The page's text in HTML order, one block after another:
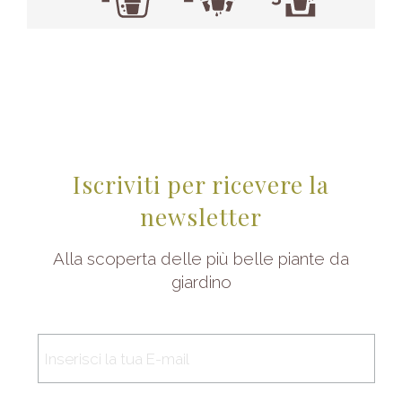
Iscriviti per ricevere la
newsletter
Alla scoperta delle più belle piante da
giardino